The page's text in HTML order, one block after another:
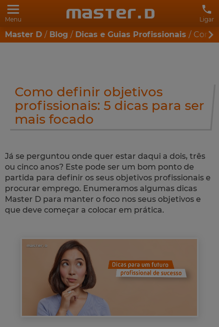
Menu Ligar
Master D Blog Dicas e Guias Profissionais
Como definir objetivos
profissionais: 5 dicas para ser
mais focado
Já se perguntou onde quer estar daqui a dois, três
ou cinco anos? Este pode ser um bom ponto de
partida para definir os seus objetivos profissionais e
procurar emprego. Enumeramos algumas dicas
Master D para manter o foco nos seus objetivos e
que deve começar a colocar em prática.